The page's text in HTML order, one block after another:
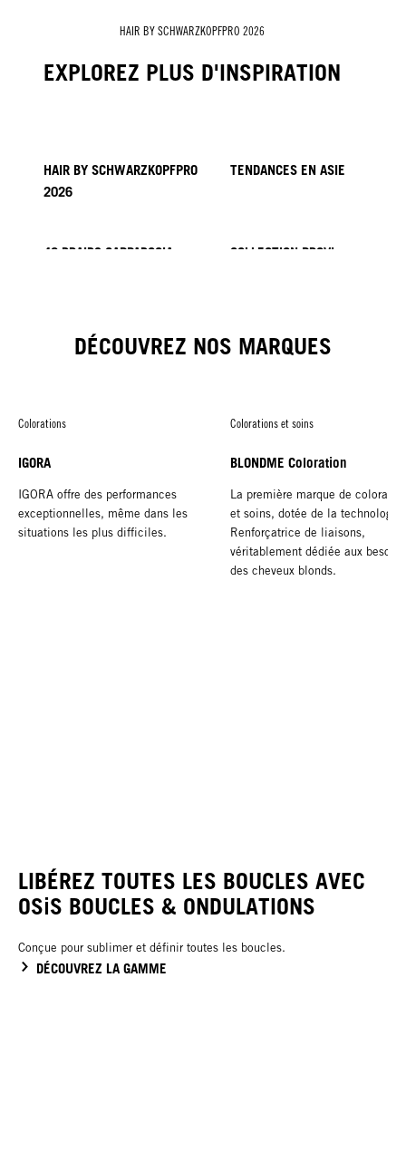
HAIR BY SCHWARZKOPFPRO 2026
EXPLOREZ PLUS D'INSPIRATION
HAIR BY SCHWARZKOPFPRO
2026
TENDANCES EN ASIE
40 BRAIDS CAPPADOCIA COLLECTION PROVI
DÉCOUVREZ NOS MARQUES
Colorations
IGORA
IGORA offre des performances
exceptionnelles, même dans les
situations les plus difficiles.
Colorations et soins
BLONDME Coloration
La première marque de
et soins, dotée de la technologie
Renforçatrice de liaisons,
véritablement dédiée aux besoins
des cheveux blonds.
LIBÉREZ TOUTES LES BOUCLES AVEC
OSiS BOUCLES & ONDULATIONS
Conçue pour sublimer et définir toutes les boucles.
DÉCOUVREZ LA GAMME